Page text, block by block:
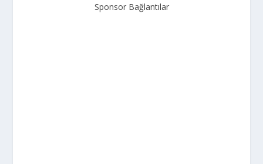
Sponsor Bağlantılar